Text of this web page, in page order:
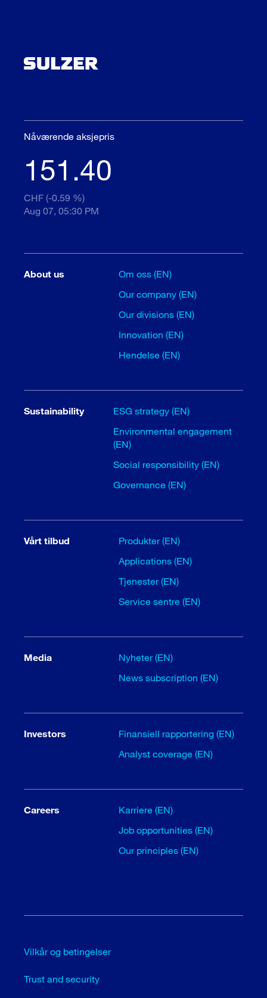
Nåværende aksjepris
151.40
CHF (-0.59 %)
Aug 07, 05:30 PM
About us
Om oss (EN)
Our company (EN)
Our divisions (EN)
Innovation (EN)
Hendelse (EN)
Sustainability
ESG strategy (EN)
Environmental engagement
(EN)
Social responsibility (EN)
Governance (EN)
Vårt tilbud
Produkter (EN)
Applications (EN)
Tjenester (EN)
Service sentre (EN)
Media
Nyheter (EN)
News subscription (EN)
Investors
Finansiell rapportering (EN)
Analyst coverage (EN)
Careers
Karriere (EN)
Job opportunities (EN)
Our principles (EN)
Vilkår og betingelser
Trust and security